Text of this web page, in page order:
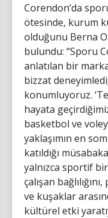
Corendon’da
ötesinde, kurum
olduğunu Berna
bulundu: “Sporu
anlatılan bir
bizzat
konumluyoruz.
hayata
basketbol ve
yaklaşımın en
katıldığı
yalnızca sportif
çalışan
ve kuşaklar
kültürel etki